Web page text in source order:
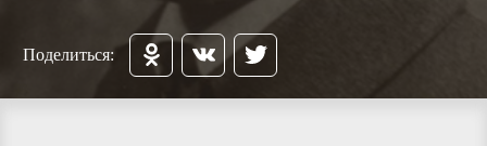
Поделиться: